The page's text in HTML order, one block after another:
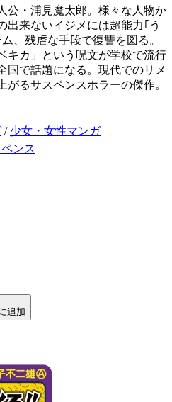
公・浦見魔太郎。様々な人物か
出来ないイジメには超能力｢う
、残虐な手段で復讐を図る。
キカ」という呪文が学校で流行
国で話題になる。現代でのリメ
るサスペンスホラーの傑作。
/ 少女・女性マンガ
ンス
追加